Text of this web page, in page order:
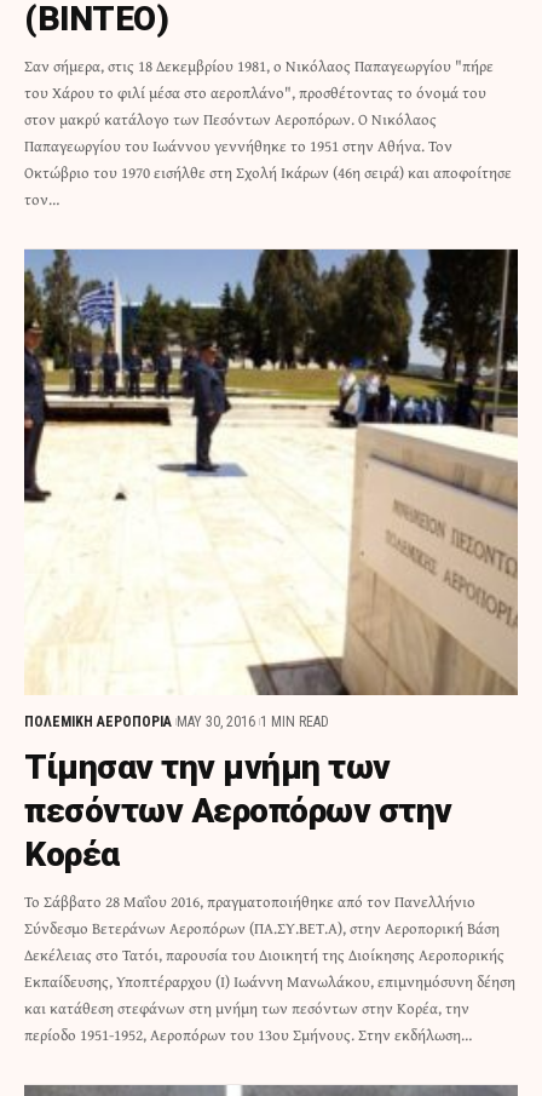
(ΒΙΝΤΕΟ)
Σαν σήμερα, στις 18 Δεκεμβρίου 1981, ο Νικόλαος Παπαγεωργίου "πήρε
του Χάρου το φιλί μέσα στο αεροπλάνο", προσθέτοντας το όνομά του
στον μακρύ κατάλογο των Πεσόντων Αεροπόρων. Ο Νικόλαος
Παπαγεωργίου του Ιωάννου γεννήθηκε το 1951 στην Αθήνα. Τον
Οκτώβριο του 1970 εισήλθε στη Σχολή Ικάρων (46η σειρά) και αποφοίτησε
τον…
ΠΟΛΕΜΙΚΗ ΑΕΡΟΠΟΡΙΑ MAY 30, 2016 1 MIN READ
Τίμησαν την μνήμη των
πεσόντων Αεροπόρων στην
Κορέα
Το Σάββατο 28 Μαΐου 2016, πραγματοποιήθηκε από τον Πανελλήνιο
Σύνδεσμο Βετεράνων Αεροπόρων (ΠΑ.ΣΥ.ΒΕΤ.Α), στην Αεροπορική Βάση
Δεκέλειας στο Τατόι, παρουσία του Διοικητή της Διοίκησης Αεροπορικής
Εκπαίδευσης, Υποπτέραρχου (Ι) Ιωάννη Μανωλάκου, επιμνημόσυνη δέηση
και κατάθεση στεφάνων στη μνήμη των πεσόντων στην Κορέα, την
περίοδο 1951-1952, Αεροπόρων του 13ου Σμήνους. Στην εκδήλωση…